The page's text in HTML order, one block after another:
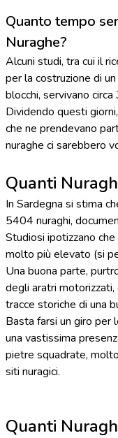
Quanto tempo
Nuraghe?
Alcuni studi, tra cui il
per la costruzione di
blocchi, servivano
Dividendo questi
che ne prendevano
nuraghe ci sarebbero
Quanti
In Sardegna si stima
5404 nuraghi,
Studiosi ipotizzano
molto più elevato (si
Una buona parte,
degli aratri
tracce storiche di una
Basta farsi un giro per
una vastissima
pietre squadrate,
siti nuragici.
Quanti